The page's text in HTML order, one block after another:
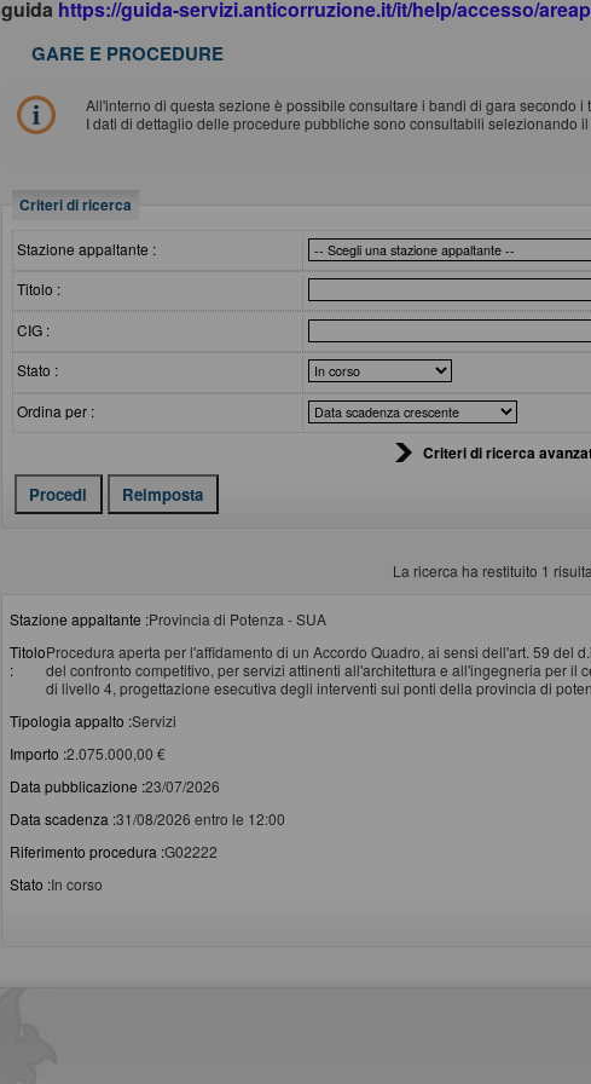
guida https://guida-servizi.anticorruzione.it/it/help/accesso/
GARE E PROCEDURE
All'interno di questa sezione è possibile consultare i bandi di gara secondo
I dati di dettaglio delle procedure pubbliche sono consultabili selezionando
Criteri di ricerca
Stazione appaltante :
Titolo :
CIG :
Stato :
Ordina per :
Criteri di ricerca
La ricerca ha restituito 1
Stazione appaltante :Provincia di Potenza - SUA
Titolo
:
Procedura aperta per l'affidamento di un Accordo Quadro, ai sensi dell'art. 59 del
del confronto competitivo, per servizi attinenti all'architettura e all'ingegneria per il
di livello 4, progettazione esecutiva degli interventi sui ponti della provincia di
Tipologia appalto :Servizi
Importo :2.075.000,00 €
Data pubblicazione :23/07/2026
Data scadenza :31/08/2026 entro le 12:00
Riferimento procedura :G02222
Stato :In corso